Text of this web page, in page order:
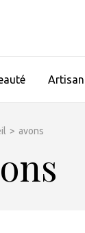
> avons